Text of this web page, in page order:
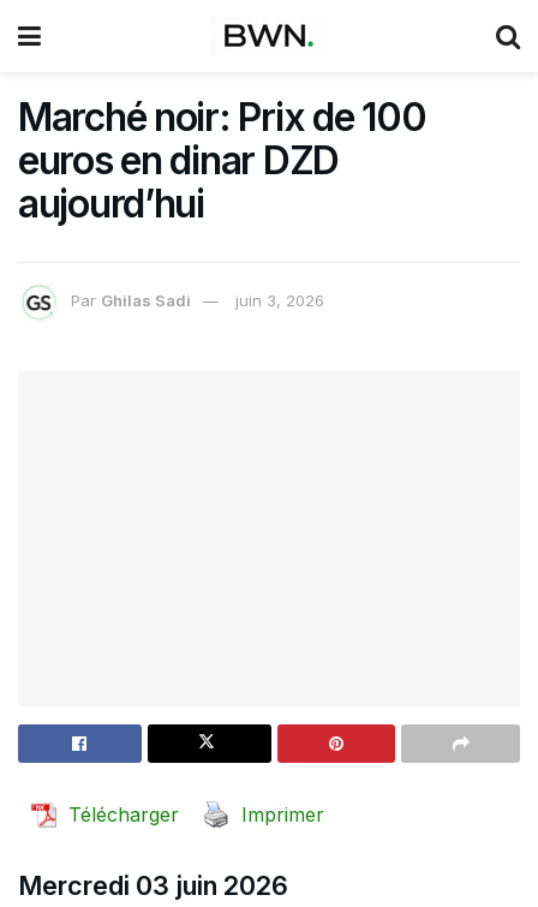
Marché noir: Prix de 100
euros en dinar DZD
aujourd’hui
Par Ghilas Sadi juin 3, 2026
Télécharger Imprimer
Mercredi 03 juin 2026